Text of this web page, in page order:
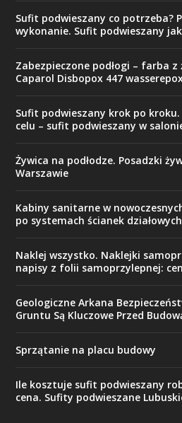
Sufit podwieszany co potrzeba?
wykonanie. Sufit podwieszany
Zabezpieczone podłogi – farba z
Caparol Disbopox 447
Sufit podwieszany krok po
celu – sufit podwieszany w
Żywica na podłodze. Posadzki
Warszawie
Kabiny sanitarne w
po systemach ścianek
Naklej wszystko. Naklejki
napisy z folii samoprzylepnej:
Geologiczne Arkana
Gruntu Są Kluczowe Przed
Sprzątanie na placu budowy
Ile kosztuje sufit podwieszany
cena. Sufity podwieszane